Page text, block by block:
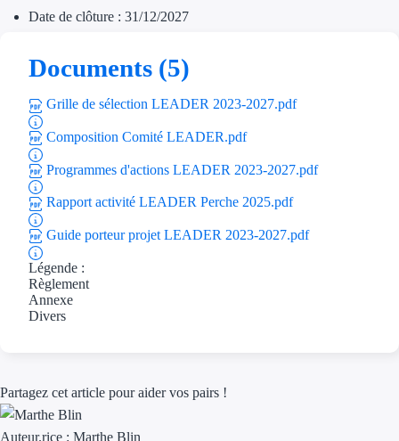
Aides Région Île-
Date de clôture : 31/12/2027
Documents (5)
Grille de sélection LEADER 2023-2027.pdf
Composition Comité LEADER.pdf
Programmes d'actions LEADER 2023-2027.pdf
Rapport activité LEADER Perche 2025.pdf
Guide porteur projet LEADER 2023-2027.pdf
Légende :
Règlement
Annexe
Divers
Partagez cet article pour aider vos pairs !
Auteur.rice : Marthe Blin